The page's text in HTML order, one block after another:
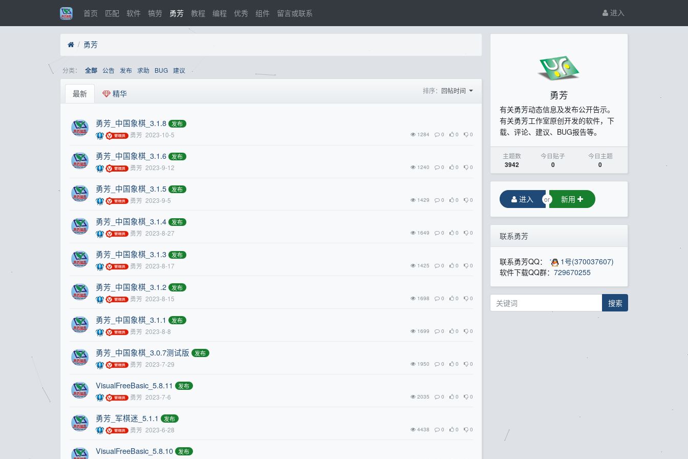
首页 匹配 软件 犒劳 勇芳 教程 编程 优秀 组件 留言或联系 进入
勇芳
分类： 全部 公告 发布 求助 BUG 建议
最新 精华 排序： 回帖时间
勇芳_中国象棋_3.1.8 发布
勇芳 2023-10-5 1284 0 0 0
勇芳_中国象棋_3.1.6 发布
勇芳 2023-9-12 1240 0 0 0
勇芳_中国象棋_3.1.5 发布
勇芳 2023-9-5 1429 0 0 0
勇芳_中国象棋_3.1.4 发布
勇芳 2023-8-27 1649 0 0 0
勇芳_中国象棋_3.1.3 发布
勇芳 2023-8-17 1425 0 0 0
勇芳_中国象棋_3.1.2 发布
勇芳 2023-8-15 1698 0 0 0
勇芳_中国象棋_3.1.1 发布
勇芳 2023-8-8 1699 0 0 0
勇芳_中国象棋_3.0.7测试版 发布
勇芳 2023-7-29 1950 0 0 0
VisualFreeBasic_5.8.11 发布
勇芳 2023-7-6 2035 0 0 0
勇芳_军棋迷_5.1.1 发布
勇芳 2023-6-28 4438 0 0 0
VisualFreeBasic_5.8.10 发布
勇芳
有关勇芳动态信息及发布公开告示。
有关勇芳工作室原创开发的软件，下
载、评论、建议、BUG报告等。
主题数
3942
今日贴子
0
今日主题
0
进入 新用
or
联系勇芳
联系勇芳QQ：
1号(370037607)
软件下载QQ群： 729670255
搜索